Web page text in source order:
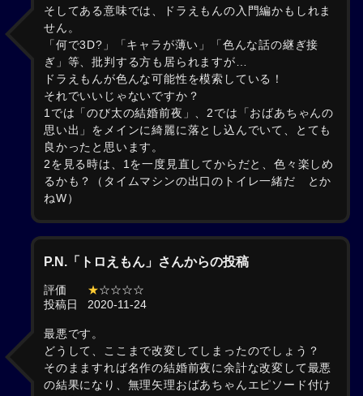
そしてある意味では、ドラえもんの入門編かもしれま
せん。
「何で3D?」「キャラが薄い」「色んな話の継ぎ接
ぎ」等、批判する方も居られますが…
ドラえもんが色んな可能性を模索している！
それでいいじゃないですか？
1では「のび太の結婚前夜」、2では「おばあちゃんの
思い出」をメインに綺麗に落とし込んでいて、とても
良かったと思います。
2を見る時は、1を一度見直してからだと、色々楽しめ
るかも？（タイムマシンの出口のトイレ一緒だ とか
ねW）
P.N.「トロえもん」さんからの投稿
評価 ★☆☆☆☆
投稿日
2020-11-24
最悪です。
どうして、ここまで改変してしまったのでしょう？
そのまますれば名作の結婚前夜に余計な改変して最悪
の結果になり、無理矢理おばあちゃんエピソード付け